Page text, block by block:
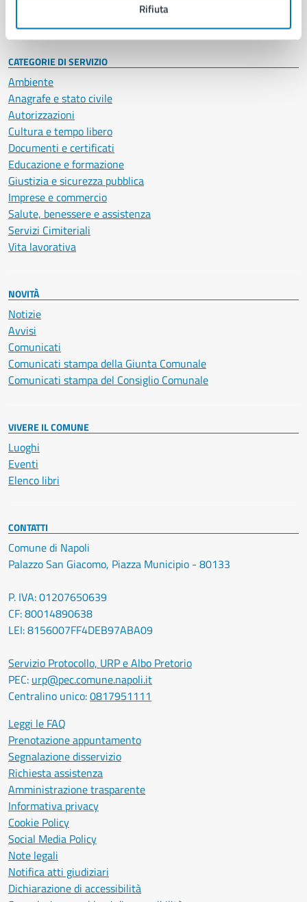
Rifiuta
Intranet, posta aziendale e protocollo
CATEGORIE DI SERVIZIO
Ambiente
Anagrafe e stato civile
Autorizzazioni
Cultura e tempo libero
Documenti e certificati
Educazione e formazione
Giustizia e sicurezza pubblica
Imprese e commercio
Salute, benessere e assistenza
Servizi Cimiteriali
Vita lavorativa
NOVITÀ
Notizie
Avvisi
Comunicati
Comunicati stampa della Giunta Comunale
Comunicati stampa del Consiglio Comunale
VIVERE IL COMUNE
Luoghi
Eventi
Elenco libri
CONTATTI
Comune di Napoli
Palazzo San Giacomo, Piazza Municipio - 80133
P. IVA: 01207650639
CF: 80014890638
LEI: 8156007FF4DEB97ABA09
Servizio Protocollo, URP e Albo Pretorio
PEC: urp@pec.comune.napoli.it
Centralino unico:0817951111
Leggi le FAQ
Prenotazione appuntamento
Segnalazione disservizio
Richiesta assistenza
Amministrazione trasparente
Informativa privacy
Cookie Policy
Social Media Policy
Note legali
Notifica atti giudiziari
Dichiarazione di accessibilità